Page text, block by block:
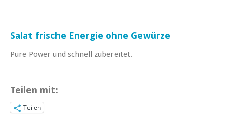
Salat frische Energie ohne Gewürze
Pure Power und schnell zubereitet.
Teilen mit:
Teilen